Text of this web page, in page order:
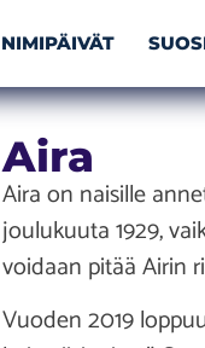
NIMIPÄIVÄT
Aira
Aira on naisille
joulukuuta 1929,
voidaan pitää Airin
Vuoden 2019